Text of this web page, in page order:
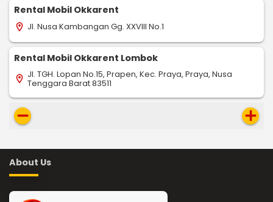
Rental Mobil Okkarent
location_on Jl. Nusa Kambangan Gg. XXVIII No.1
Rental Mobil Okkarent Lombok
location_on Jl. TGH. Lopan No.15, Prapen, Kec. Praya, Praya, Nusa
Tenggara Barat 83511
remove add
About Us